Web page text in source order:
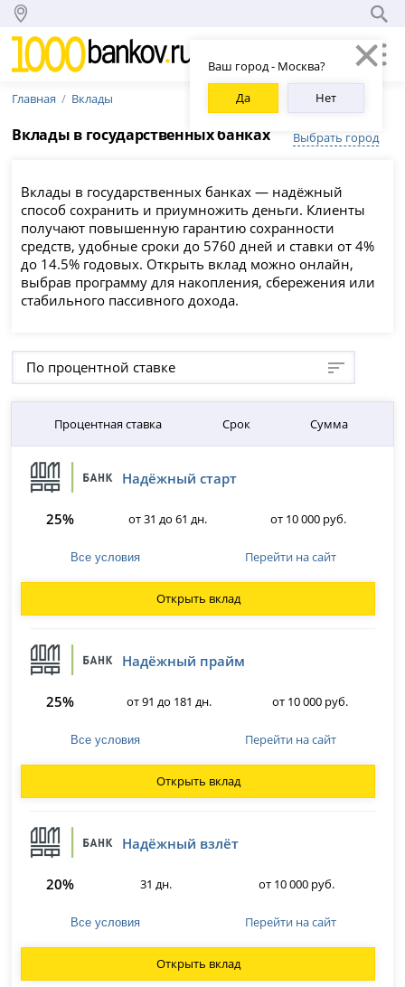
Ваш город - Москва?
Да
Нет
Главная Вклады
Вклады в государственных банках Выбрать город
Вклады в государственных банках — надёжный
способ сохранить и приумножить деньги. Клиенты
получают повышенную гарантию сохранности
средств, удобные сроки до 5760 дней и ставки от 4%
до 14.5% годовых. Открыть вклад можно онлайн,
выбрав программу для накопления, сбережения или
стабильного пассивного дохода.
По процентной ставке
Процентная ставка Срок Сумма
Надёжный старт
25% от 31 до 61 дн. от 10 000 руб.
Все условия Перейти на сайт
Открыть вклад
Надёжный прайм
25% от 91 до 181 дн. от 10 000 руб.
Все условия Перейти на сайт
Открыть вклад
Надёжный взлёт
20% 31 дн. от 10 000 руб.
Все условия Перейти на сайт
Открыть вклад